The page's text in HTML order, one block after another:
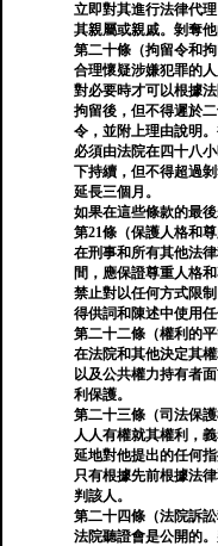
立即對其進行法律代
其親屬或親戚。剝奪他
第二十條（拘留令和拘
合理懷疑涉嫌犯罪的
對必要時才可以根據法
拘留後，但不得遲於
令，並附上理由說明
必須由法院在四十八
下持續，但不得超過
延長三個月。
如果在這些條款的最
第21條（保護人格和尊
在刑事和所有其他法
間，應保證尊重人格和
禁止對以任何方式限
得供詞和陳述中使用任
第二十二條（權利的平
在法院和其他決定其
以及公共權力持有者
利保護。
第二十三條（司法保護
人人有權就其權利，
延地對他提出的任何指
只有根據先前根據法
判該人。
第二十四條（法院訴訟
法院聽證會是公開的